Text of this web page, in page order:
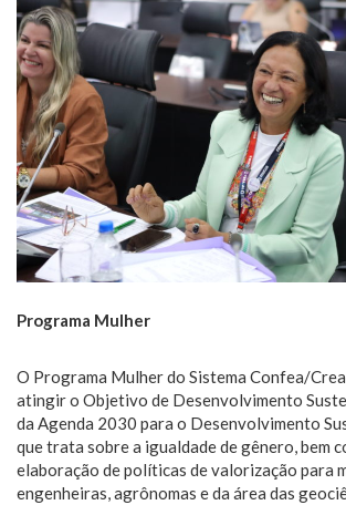
Programa Mulher
O Programa Mulher do Sistema Confea/
atingir o Objetivo de Desenvolvimento
da Agenda 2030 para o Desenvolvimento
que trata sobre a igualdade de gênero, bem
elaboração de políticas de valorização para
engenheiras, agrônomas e da área das